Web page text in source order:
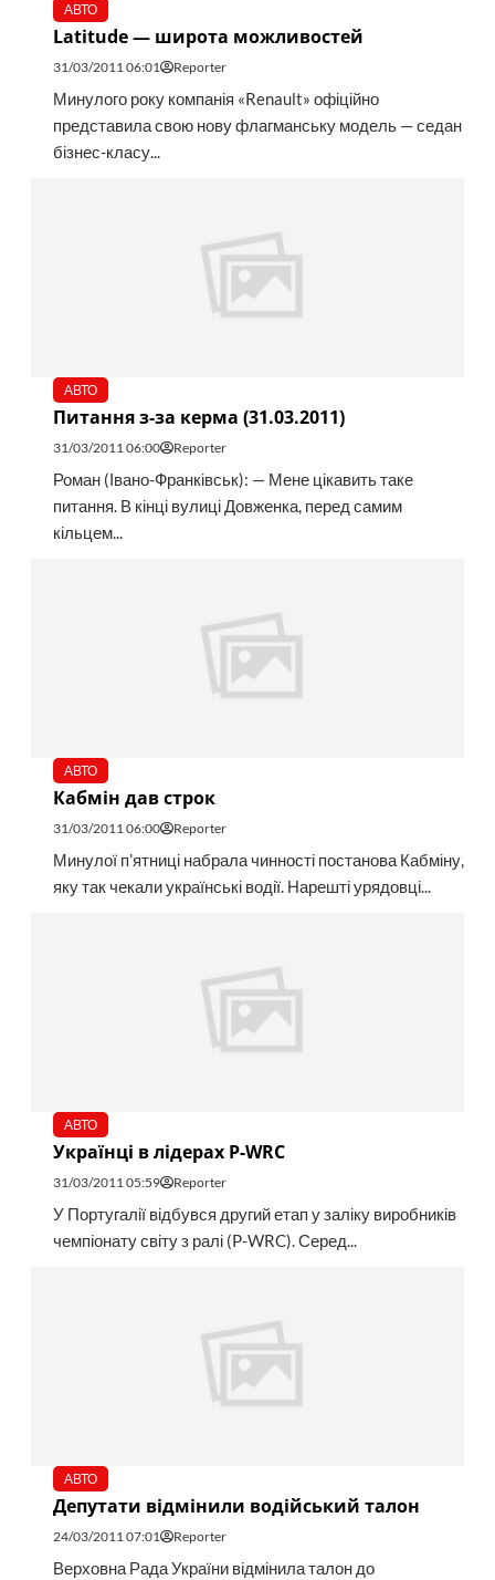
АВТО
Latitude — широта можливостей
31/03/2011 06:01 Reporter
Минулого року компанія «Renault» офіційно
представила свою нову флагманську модель — седан
бізнес-класу...
АВТО
Питання з-за керма (31.03.2011)
31/03/2011 06:00 Reporter
Роман (Івано-Франківськ): — Мене цікавить таке
питання. В кінці вулиці Довженка, перед самим
кільцем...
АВТО
Кабмін дав строк
31/03/2011 06:00 Reporter
Минулої п’ятниці набрала чинності постанова Кабміну,
яку так чекали українські водії. Нарешті урядовці...
АВТО
Українці в лідерах P-WRC
31/03/2011 05:59 Reporter
У Португалії відбувся другий етап у заліку виробників
чемпіонату світу з ралі (P-WRC). Серед...
АВТО
Депутати відмінили водійський талон
24/03/2011 07:01 Reporter
Верховна Рада України відмінила талон до